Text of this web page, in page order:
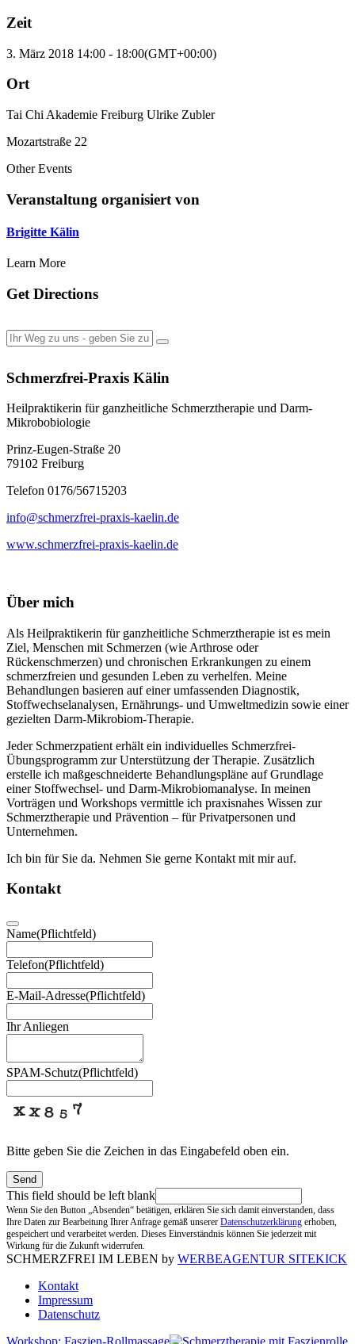
Zeit
3. März 2018 14:00 - 18:00(GMT+00:00)
Ort
Tai Chi Akademie Freiburg Ulrike Zubler
Mozartstraße 22
Other Events
Veranstaltung organisiert von
Brigitte Kälin
Learn More
Get Directions
Schmerzfrei-Praxis Kälin
Heilpraktikerin für ganzheitliche Schmerztherapie und Darm-
Mikrobobiologie
Prinz-Eugen-Straße 20
79102 Freiburg
Telefon 0176/56715203
info@schmerzfrei-praxis-kaelin.de
www.schmerzfrei-praxis-kaelin.de
Über mich
Als Heilpraktikerin für ganzheitliche Schmerztherapie ist es mein
Ziel, Menschen mit Schmerzen (wie Arthrose oder
Rückenschmerzen) und chronischen Erkrankungen zu einem
schmerzfreien und gesunden Leben zu verhelfen. Meine
Behandlungen basieren auf einer umfassenden Diagnostik,
Stoffwechselanalysen, Ernährungs- und Umweltmedizin sowie einer
gezielten Darm-Mikrobiom-Therapie.
Jeder Schmerzpatient erhält ein individuelles Schmerzfrei-
Übungsprogramm zur Unterstützung der Therapie. Zusätzlich
erstelle ich maßgeschneiderte Behandlungspläne auf Grundlage
einer Stoffwechsel- und Darm-Mikrobiomanalyse. In meinen
Vorträgen und Workshops vermittle ich praxisnahes Wissen zur
Schmerztherapie und Prävention – für Privatpersonen und
Unternehmen.
Ich bin für Sie da. Nehmen Sie gerne Kontakt mit mir auf.
Kontakt
Name(Pflichtfeld)
Telefon(Pflichtfeld)
E-Mail-Adresse(Pflichtfeld)
Ihr Anliegen
SPAM-Schutz(Pflichtfeld)
Bitte geben Sie die Zeichen in das Eingabefeld oben ein.
Send
This field should be left blank
Wenn Sie den Button „Absenden“ betätigen, erklären Sie sich damit einverstanden, dass
Ihre Daten zur Bearbeitung Ihrer Anfrage gemäß unserer Datenschutzerklärung erhoben,
gespeichert und verarbeitet werden. Dieses Einverständnis können Sie jederzeit mit
Wirkung für die Zukunft widerrufen.
SCHMERZFREI IM LEBEN by WERBEAGENTUR SITEKICK
Kontakt
Impressum
Datenschutz